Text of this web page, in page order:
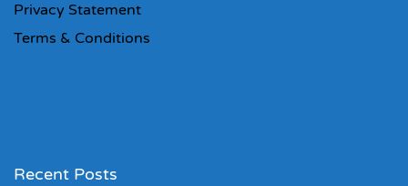
Privacy Statement
Terms & Conditions
Recent Posts